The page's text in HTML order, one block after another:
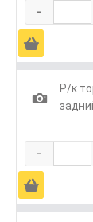
-
Ä
1
Р/к
-
Ä